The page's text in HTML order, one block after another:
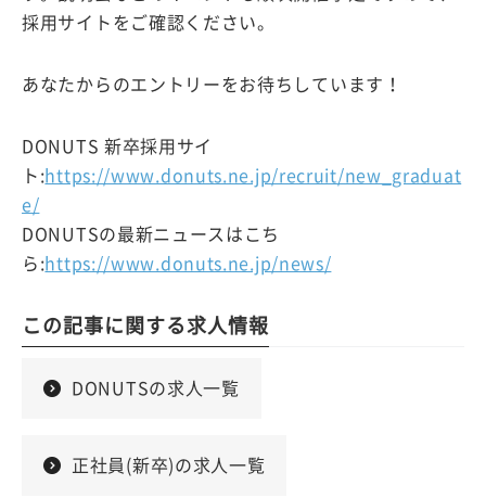
採用サイトをご確認ください。
あなたからのエントリーをお待ちしています！
DONUTS 新卒採用サイ
ト:https://www.donuts.ne.jp/recruit/new_graduat
e/
DONUTSの最新ニュースはこち
ら:https://www.donuts.ne.jp/news/
この記事に関する求人情報
DONUTSの求人一覧
正社員(新卒)の求人一覧